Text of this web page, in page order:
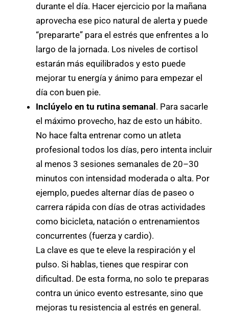
durante el día. Hacer ejercicio por la mañana
aprovecha ese pico natural de alerta y puede
“prepararte” para el estrés que enfrentes a lo
largo de la jornada. Los niveles de cortisol
estarán más equilibrados y esto puede
mejorar tu energía y ánimo para empezar el
día con buen pie.
Inclúyelo en tu rutina semanal. Para sacarle
el máximo provecho, haz de esto un hábito.
No hace falta entrenar como un atleta
profesional todos los días, pero intenta incluir
al menos 3 sesiones semanales de 20–30
minutos con intensidad moderada o alta. Por
ejemplo, puedes alternar días de paseo o
carrera rápida con días de otras actividades
como bicicleta, natación o entrenamientos
concurrentes (fuerza y cardio).
La clave es que te eleve la respiración y el
pulso. Si hablas, tienes que respirar con
dificultad. De esta forma, no solo te preparas
contra un único evento estresante, sino que
mejoras tu resistencia al estrés en general.